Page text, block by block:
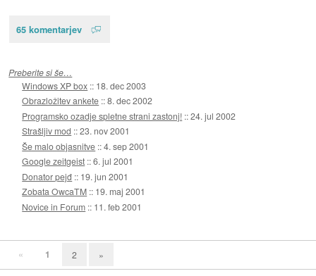
65 komentarjev
Preberite si še…
Windows XP box :: 18. dec 2003
Obrazložitev ankete ::8. dec 2002
Programsko ozadje spletne strani zastonj! ::24. jul 2002
Strašljiv mod ::23. nov 2001
Še malo objasnitve ::4. sep 2001
Google zeitgeist ::6. jul 2001
Donator pejđ :: 19. jun 2001
Zobata OwcaTM :: 19. maj 2001
Novice in Forum :: 11. feb 2001
« 1 2 »